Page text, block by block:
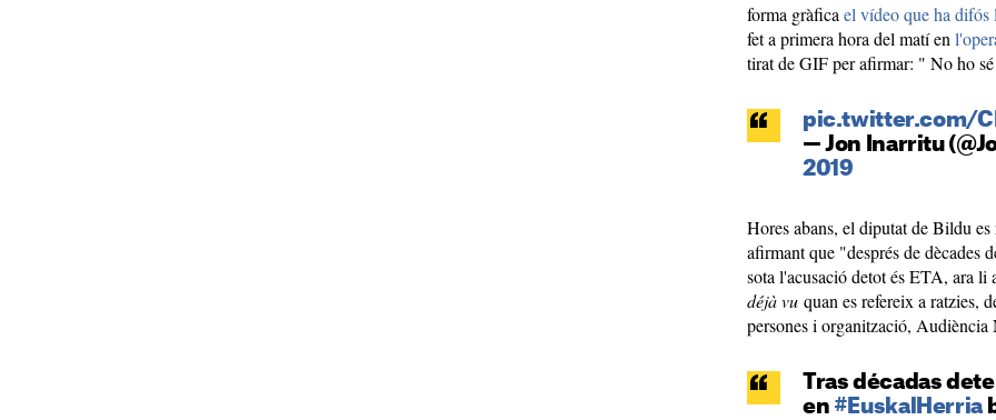
forma gràfica el vídeo que ha
fet a primera hora del matí en
tirat de GIF per afirmar: " No ho
pic.twitter.com/
— Jon Inarritu
2019
Hores abans, el diputat de Bildu
afirmant que "després de dècades
sota l'acusació detot és ETA, ara
déjà vu quan es refereix a ratzies,
persones i organització, Audiència
Tras décadas
en #EuskalHerria